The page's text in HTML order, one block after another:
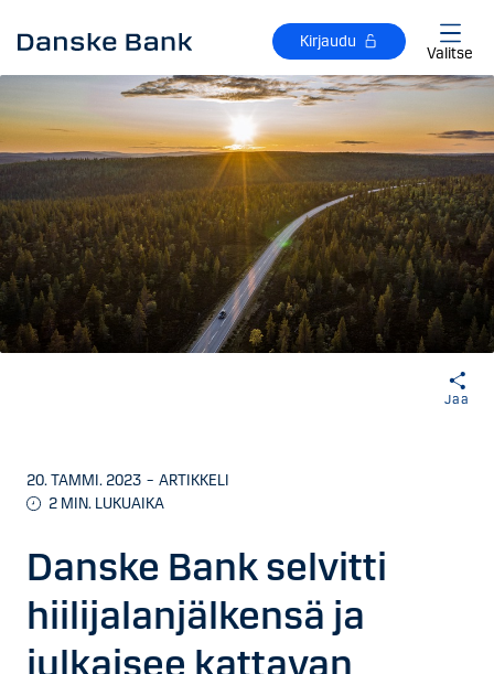
Kirjaudu
Valitse
Jaa
20. TAMMI. 2023 – ARTIKKELI
2 MIN. LUKUAIKA
Danske Bank selvitti
hiilijalanjälkensä ja
julkaisee kattavan